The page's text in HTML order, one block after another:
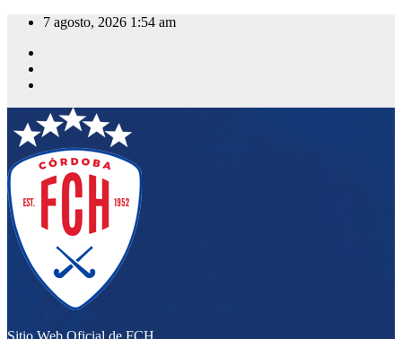
Saltar
contenido
7 agosto, 2026 1:54 am
Sitio Web Oficial de FCH